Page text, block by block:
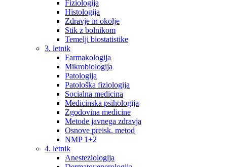
Fiziologija
Histologija
Zdravje in okolje
Stik z bolnikom
Temelji biostatistike
3. letnik
Farmakologija
Mikrobiologija
Patologija
Patološka fiziologija
Socialna medicina
Medicinska psihologija
Zgodovina medicine
Metode javnega zdravja
Osnove preisk. metod
NMP 1+2
4. letnik
Anesteziologija